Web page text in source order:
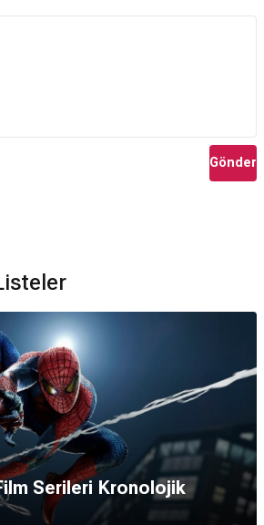
Gönder
Serileri Kronolojik